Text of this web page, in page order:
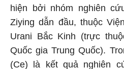
hiện bởi nhóm nghiên
Ziying dẫn đầu, thuộc
Urani Bắc Kinh (trực
Quốc gia Trung Quốc).
(Ce) là kết quả nghiên